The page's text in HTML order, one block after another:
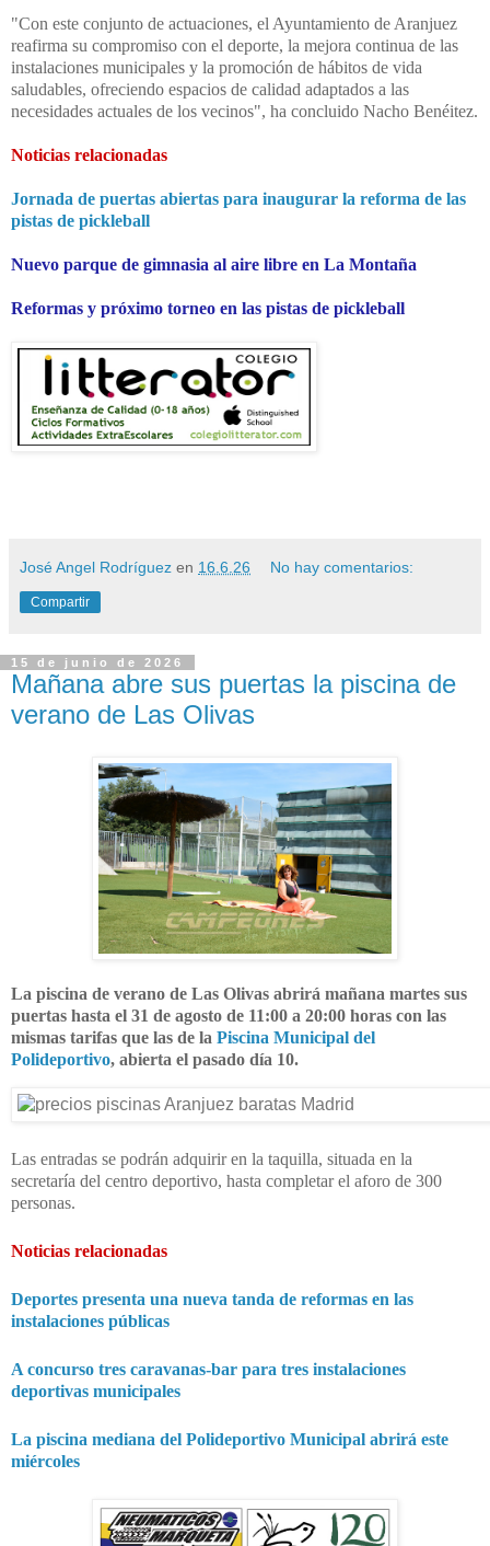
"Con este conjunto de actuaciones, el Ayuntamiento de Aranjuez
reafirma su compromiso con el deporte, la mejora continua de las
instalaciones municipales y la promoción de hábitos de vida
saludables, ofreciendo espacios de calidad adaptados a las
necesidades actuales de los vecinos", ha concluido Nacho Benéitez.
Noticias relacionadas
Jornada de puertas abiertas para inaugurar la reforma de las
pistas de pickleball
Nuevo parque de gimnasia al aire libre en La Montaña
Reformas y próximo torneo en las pistas de pickleball
José Angel Rodríguez en 16.6.26 No hay comentarios:
Compartir
15 de junio de 2026
Mañana abre sus puertas la piscina de
verano de Las Olivas
La piscina de verano de Las Olivas abrirá mañana martes sus
puertas hasta el 31 de agosto de 11:00 a 20:00 horas con las
mismas tarifas que las de la Piscina Municipal del
Polideportivo, abierta el pasado día 10.
Las entradas se podrán adquirir en la taquilla, situada en la
secretaría del centro deportivo, hasta completar el aforo de 300
personas.
Noticias relacionadas
Deportes presenta una nueva tanda de reformas en las
instalaciones públicas
A concurso tres caravanas-bar para tres instalaciones
deportivas municipales
La piscina mediana del Polideportivo Municipal abrirá este
miércoles